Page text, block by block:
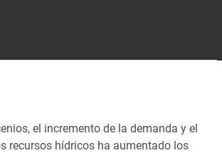
el incremento de la demanda y el
recursos hídricos ha aumentado los